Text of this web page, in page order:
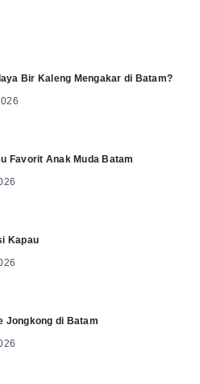
Bir Kaleng Mengakar di Batam?
Favorit Anak Muda Batam
Kapau
Jongkong di Batam